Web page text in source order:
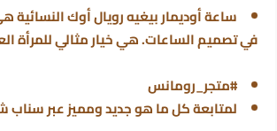
ساعة أوديمار بيغيه رويال أوك
في تصميم الساعات. هي خيار مثالي للمرأة
#متجر_رومانس
لمتابعة كل ما هو جديد ومميز عبر